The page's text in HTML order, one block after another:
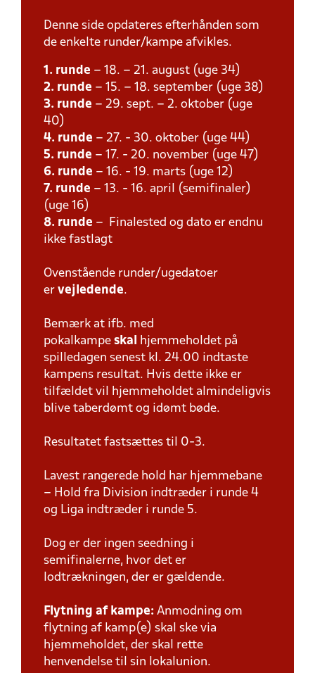
Denne side opdateres efterhånden som
de enkelte runder/kampe afvikles.
1. runde – 18. – 21. august (uge 34)
2. runde – 15. – 18. september (uge 38)
3. runde – 29. sept. – 2. oktober (uge
40)
4. runde – 27. - 30. oktober (uge 44)
5. runde – 17. - 20. november (uge 47)
6. runde – 16. - 19. marts (uge 12)
7. runde – 13. - 16. april (semifinaler)
(uge 16)
8. runde – Finalested og dato er endnu
ikke fastlagt
Ovenstående runder/ugedatoer
er vejledende.
Bemærk at ifb. med
pokalkampe skal
hjemmeholdet på
spilledagen senest kl. 24.00 indtaste
kampens resultat. Hvis dette ikke er
tilfældet vil hjemmeholdet almindeligvis
blive taberdømt og idømt bøde.
Resultatet fastsættes til 0-3.
Lavest rangerede hold har hjemmebane
– Hold fra Division indtræder i runde 4
og Liga indtræder i runde 5.
Dog er der ingen seedning i
semifinalerne, hvor det er
lodtrækningen, der er gældende.
Flytning af kampe: Anmodning om
flytning af kamp(e) skal ske via
hjemmeholdet, der skal rette
henvendelse til sin lokalunion.